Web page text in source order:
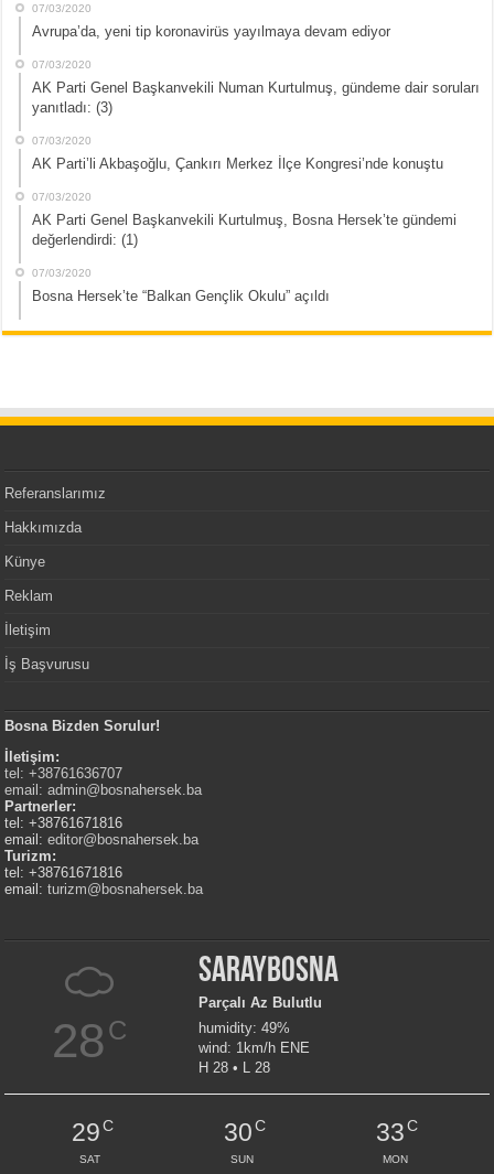
07/03/2020
Avrupa’da, yeni tip koronavirüs yayılmaya devam ediyor
07/03/2020
AK Parti Genel Başkanvekili Numan Kurtulmuş, gündeme dair soruları
yanıtladı: (3)
07/03/2020
AK Parti’li Akbaşoğlu, Çankırı Merkez İlçe Kongresi’nde konuştu
07/03/2020
AK Parti Genel Başkanvekili Kurtulmuş, Bosna Hersek’te gündemi
değerlendirdi: (1)
07/03/2020
Bosna Hersek’te “Balkan Gençlik Okulu” açıldı
Referanslarımız
Hakkımızda
Künye
Reklam
İletişim
İş Başvurusu
Bosna Bizden Sorulur!
İletişim:
tel: +38761636707
email:admin@bosnahersek.ba
Partnerler:
tel: +38761671816
email:editor@bosnahersek.ba
Turizm:
tel: +38761671816
email:turizm@bosnahersek.ba
28C
Saraybosna
Parçalı Az Bulutlu
humidity: 49%
wind: 1km/h ENE
H 28 • L 28
29C
SAT
30C
SUN
33C
MON